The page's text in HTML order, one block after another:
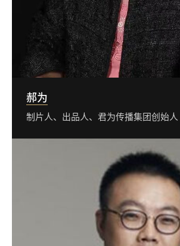
郝为
制片人、出品人、君为传播集团创始人